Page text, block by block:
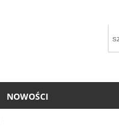
NOWOŚCI